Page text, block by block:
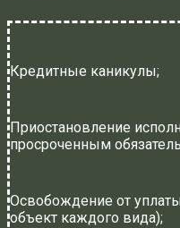
Кредитные каникулы;
Приостановление
просроченным
Освобождение от
объект каждого вида);